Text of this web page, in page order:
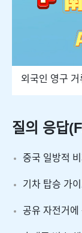
외국인 영구
질의 응답
중국 일방적
기차 탑승 가
공유 자전거에